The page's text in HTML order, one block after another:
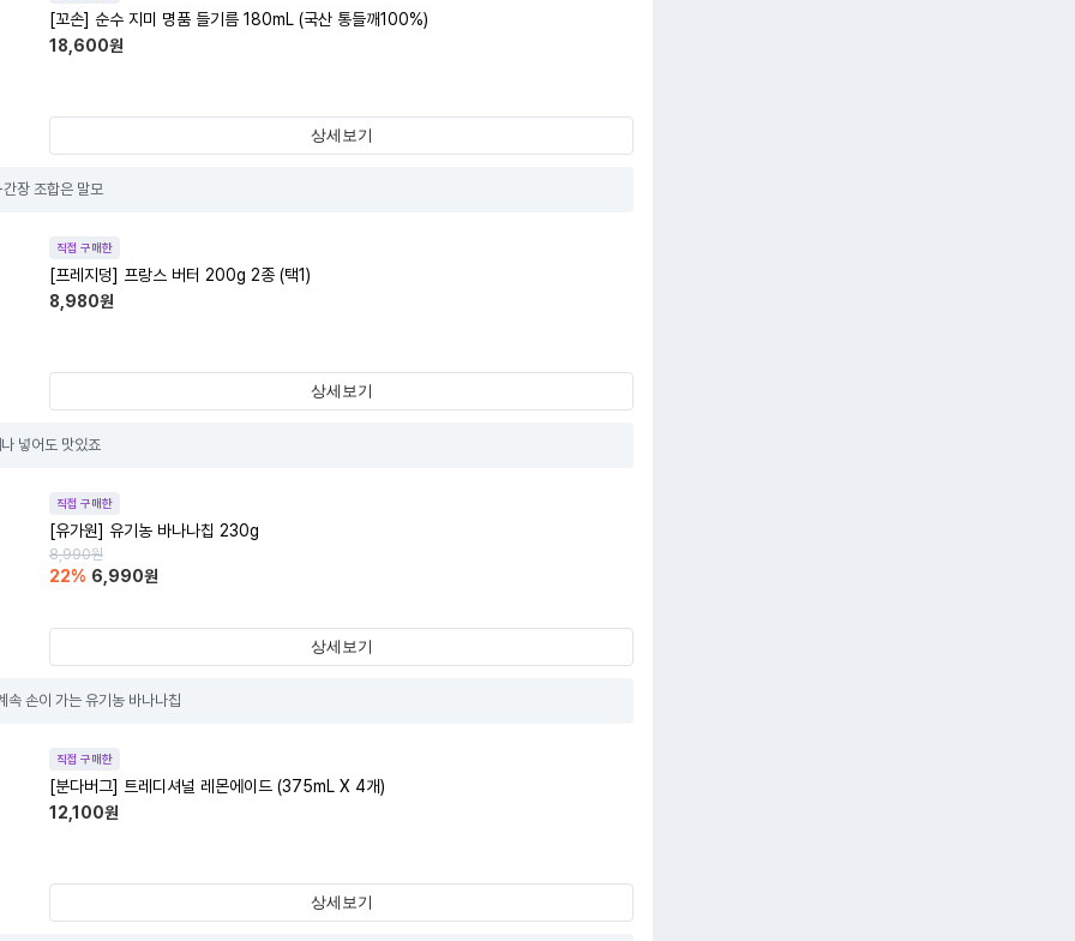
[꼬손] 순수 지미 명품 들기름 180mL (국산 통들깨100%)
18,600원
상세보기
장 조합은 말모
직접 구매한
[프레지덩] 프랑스 버터 200g 2종 (택1)
8,980원
상세보기
넣어도 맛있죠
직접 구매한
[유가원] 유기농 바나나칩 230g
8,990원
22% 6,990원
상세보기
속 손이 가는 유기농 바나나칩
직접 구매한
[분다버그] 트레디셔널 레몬에이드 (375mL X 4개)
12,100원
상세보기